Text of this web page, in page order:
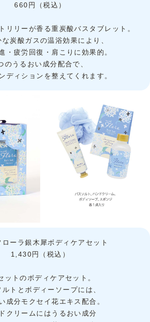
660円（税込）
リリーが香る重炭酸バスタブレット。
な炭酸ガスの温浴効果により、
・疲労回復・肩こりに効果的。
のうるおい成分配合で、
ディションを整えてくれます。
ローラ銀木犀ボディケアセット
1,430円（税込）
ットのボディケアセット。
トとボディーソープには、
成分モクセイ花エキス配合。
クリームにはうるおい成分